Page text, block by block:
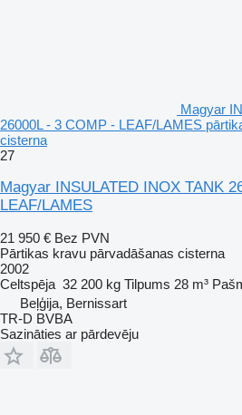
Magyar
26000L - 3 COMP - LEAF/LAMES
cisterna
27
Magyar INSULATED INOX TANK
LEAF/LAMES
21 950 € Bez PVN
Pārtikas kravu pārvadāšanas cisterna
2002
Celtspēja 32 200 kg Tilpums 28 m³
Beļģija, Bernissart
TR-D BVBA
Sazināties ar pārdevēju